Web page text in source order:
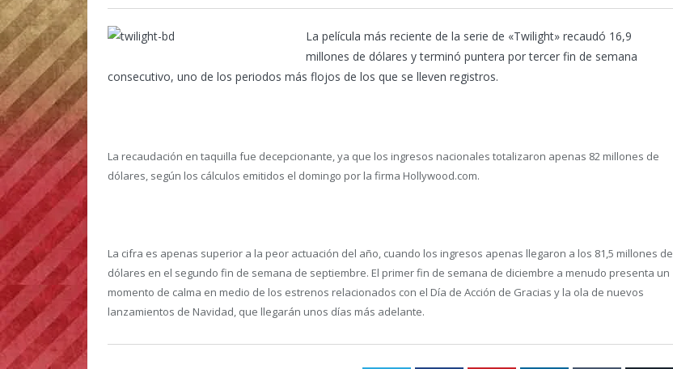
La película más reciente de la serie de «Twilight» recaudó 16,9
millones de dólares y terminó puntera por tercer fin de semana
consecutivo, uno de los periodos más flojos de los que se lleven registros.
La recaudación en taquilla fue decepcionante, ya que los ingresos nacionales totalizaron apenas 82 millones de
dólares, según los cálculos emitidos el domingo por la firma Hollywood.com.
La cifra es apenas superior a la peor actuación del año, cuando los ingresos apenas llegaron a los 81,5 millones de
dólares en el segundo fin de semana de septiembre. El primer fin de semana de diciembre a menudo presenta un
momento de calma en medio de los estrenos relacionados con el Día de Acción de Gracias y la ola de nuevos
lanzamientos de Navidad, que llegarán unos días más adelante.